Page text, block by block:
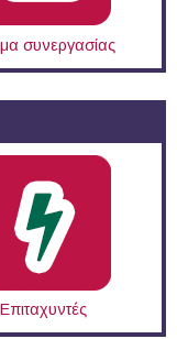
συνεργασίας
Επιταχυντές